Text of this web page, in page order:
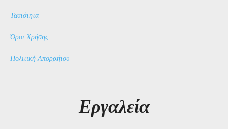
Ταυτότητα
Όροι Χρήσης
Πολιτική Απορρήτου
Εργαλεία